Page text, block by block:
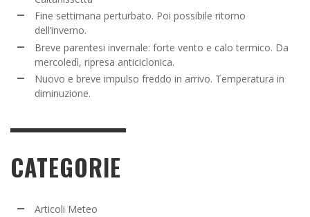
Fine settimana perturbato. Poi possibile ritorno
dell’inverno.
Breve parentesi invernale: forte vento e calo termico. Da
mercoledì, ripresa anticiclonica.
Nuovo e breve impulso freddo in arrivo. Temperatura in
diminuzione.
CATEGORIE
Articoli Meteo